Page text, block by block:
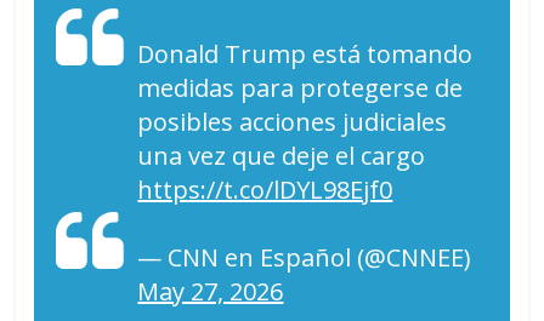
Donald Trump está tomando
medidas para protegerse de
posibles acciones judiciales
una vez que deje el cargo
https://t.co/lDYL98Ejf0
— CNN en Español (@CNNEE)
May 27, 2026